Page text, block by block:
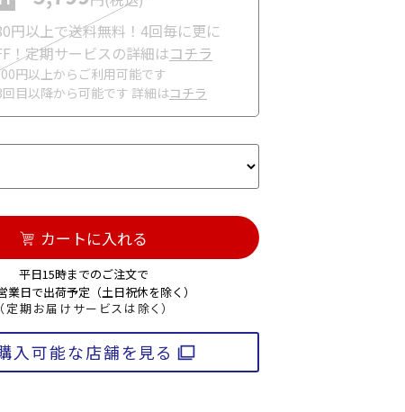
円以上で送料無料！4回毎に更に
！定期サービスの詳細はコチラ
円以上からご利用可能です
目以降から可能です 詳細はコチラ
カートに入れる
平日15時までのご注文で
業日で出荷予定（土日祝休を除く）
（定期お届けサービスは除く）
入可能な店舗を見る